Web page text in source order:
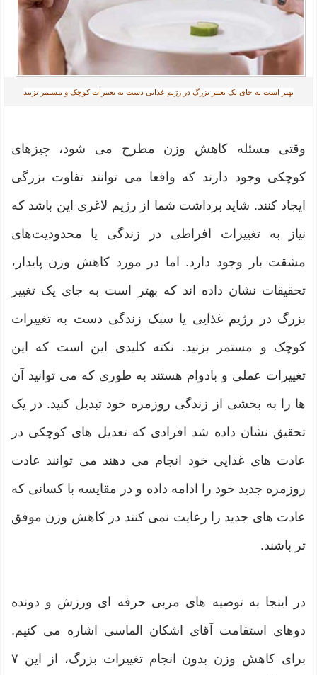
بهتر است به جای یک تغییر بزرگ در رژیم غذایی دست به تغییرات کوچک و مستمر بزنید‎
وقتی مسئله کاهش وزن مطرح می شود، چیزهای
کوچکی وجود دارند که واقعا می توانند تفاوت بزرگی
ایجاد کنند. شاید برداشت شما از رژیم لاغری این باشد که
نیاز به تغییرات افراطی در زندگی یا محدودیت‌های
مشقت بار وجود دارد. اما در مورد کاهش وزن پایدار،
تحقیقات نشان داده اند که بهتر است به جای یک تغییر
بزرگ در رژیم غذایی یا سبک زندگی دست به تغییرات
کوچک و مستمر بزنید. نکته کلیدی این است که این
تغییرات عملی و بادوام هستند به طوری که می توانید آن
ها را به بخشی از زندگی روزمره خود تبدیل کنید. در یک
تحقیق نشان داده شد افرادی که تعدیل های کوچکی در
عادت های غذایی خود انجام می دهند می توانند عادت
روزمره جدید خود را ادامه داده و در مقایسه با کسانی که
عادت های جدید را رعایت نمی کنند در کاهش وزن موفق
تر باشند.
در اینجا به توصیه های مربی حرفه ای ورزش و دونده
دوهای استقامت آقای اشکان الماسی اشاره می کنیم.
برای کاهش وزن بدون انجام تغییرات بزرگ، از این ۷